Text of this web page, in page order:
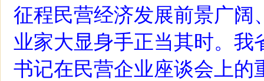
征程民营经济发展前景广阔
业家大显身手正当其时。
书记在民营企业座谈会上的